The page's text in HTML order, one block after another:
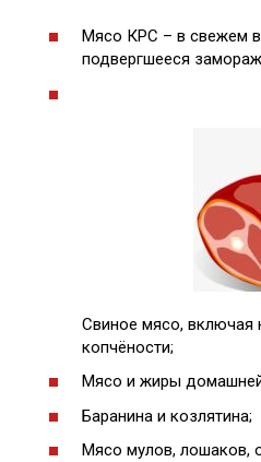
Мясо КРС – в свежем
подвергшееся
Свиное мясо, включая
копчёности;
Мясо и жиры
Баранина и козлятина;
Мясо мулов, лошаков,